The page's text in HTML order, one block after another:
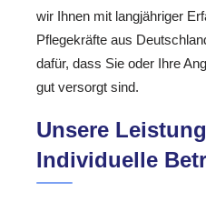
wir Ihnen mit langjähriger
Pflegekräfte aus
dafür, dass Sie oder Ihre
gut versorgt sind.
Unsere
Individuelle